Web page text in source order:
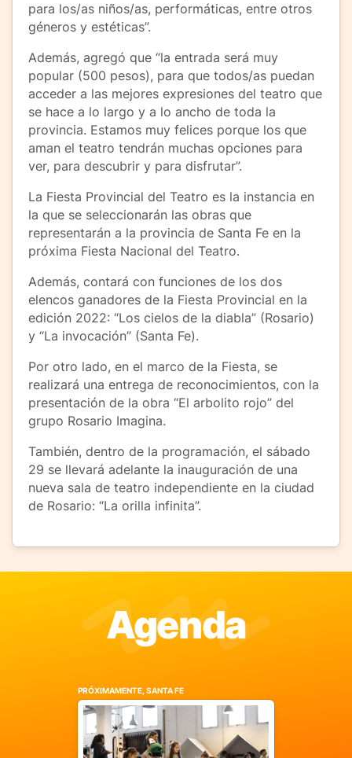
para los/as niños/as, performáticas, entre otros
géneros y estéticas”.
Además, agregó que “la entrada será muy
popular (500 pesos), para que todos/as puedan
acceder a las mejores expresiones del teatro que
se hace a lo largo y a lo ancho de toda la
provincia. Estamos muy felices porque los que
aman el teatro tendrán muchas opciones para
ver, para descubrir y para disfrutar”.
La Fiesta Provincial del Teatro es la instancia en
la que se seleccionarán las obras que
representarán a la provincia de Santa Fe en la
próxima Fiesta Nacional del Teatro.
Además, contará con funciones de los dos
elencos ganadores de la Fiesta Provincial en la
edición 2022: “Los cielos de la diabla” (Rosario)
y “La invocación” (Santa Fe).
Por otro lado, en el marco de la Fiesta, se
realizará una entrega de reconocimientos, con la
presentación de la obra “El arbolito rojo” del
grupo Rosario Imagina.
También, dentro de la programación, el sábado
29 se llevará adelante la inauguración de una
nueva sala de teatro independiente en la ciudad
de Rosario: “La orilla infinita”.
Agenda
PRÓXIMAMENTE, SANTA FE